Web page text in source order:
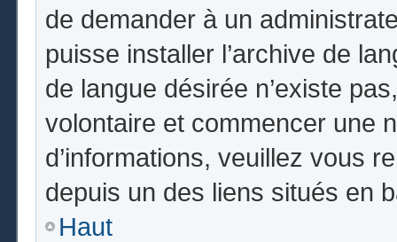
de demander à un
puisse installer l’archive de
de langue désirée n’existe
volontaire et commencer une
d’informations, veuillez vous
depuis un des liens situés en
Haut